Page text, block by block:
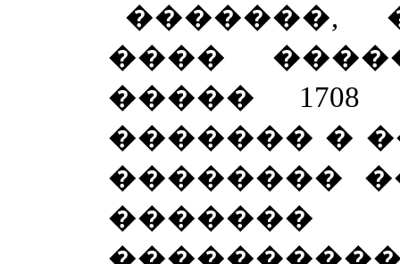
�������,
����
�����
������� �
��������